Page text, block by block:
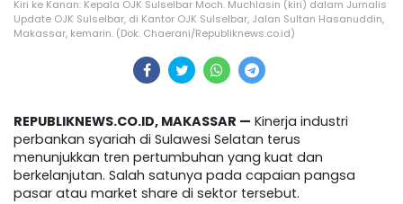
Kiri ke Kanan: Kepala OJK Sulselbar Moch. Muchlasin (kiri) dalam Jurnalis
Update OJK Sulselbar, di Kantor OJK Sulselbar, Jalan Sultan Hasanuddin,
Makassar, kemarin. (Dok. Chaerani/Republiknews.co.id)
REPUBLIKNEWS.CO.ID, MAKASSAR — Kinerja industri
perbankan syariah di Sulawesi Selatan terus
menunjukkan tren pertumbuhan yang kuat dan
berkelanjutan. Salah satunya pada capaian pangsa
pasar atau market share di sektor tersebut.